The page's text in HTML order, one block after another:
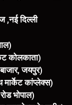
,नई दिल्ली
कोलकाता)
जयपुर)
मार्केट कांप्लेक्स)
भोपाल)